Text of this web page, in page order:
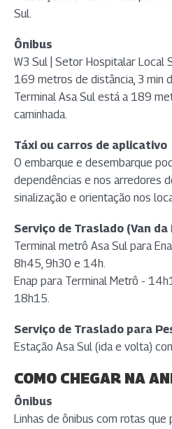
Sul.
Ônibus
W3 Sul | Setor Hospitalar Local
169 metros de distância, 3 min
Terminal Asa Sul está a 189
caminhada.
Táxi ou carros de aplicativo
O embarque e desembarque
dependências e nos arredores
sinalização e orientação nos
Serviço de Traslado (Van da
Terminal metrô Asa Sul para
8h45, 9h30 e 14h.
Enap para Terminal Metrô -
18h15.
Serviço de Traslado para
Estação Asa Sul (ida e volta)
COMO CHEGAR NA
Ônibus
Linhas de ônibus com rotas que